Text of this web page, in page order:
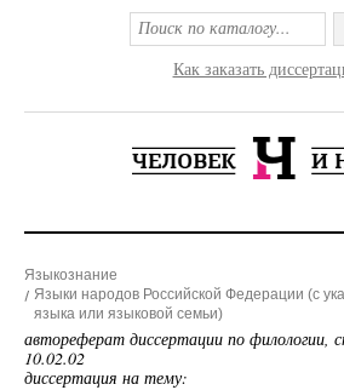
Как заказать
Языкознание
Языки народов Российской Федерации (с
языка или языковой семьи)
автореферат диссертации по филологии,
10.02.02
диссертация на тему: